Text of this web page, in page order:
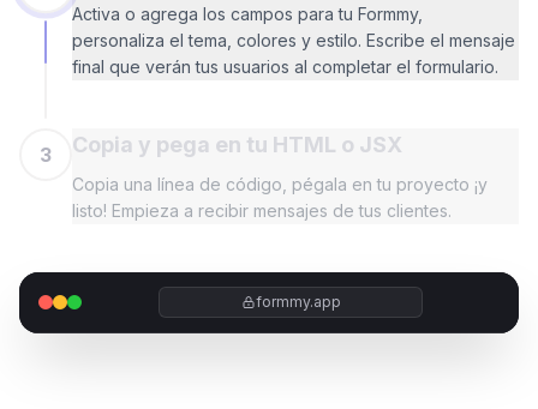
Activa o agrega los campos para tu Formmy,
personaliza el tema, colores y estilo. Escribe el mensaje
final que verán tus usuarios al completar el formulario.
3 Copia y pega en tu HTML o JSX
Copia una línea de código, pégala en tu proyecto ¡y
listo! Empieza a recibir mensajes de tus clientes.
formmy.app